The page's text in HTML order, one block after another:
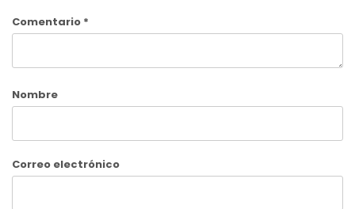
Comentario *
Nombre
Correo electrónico